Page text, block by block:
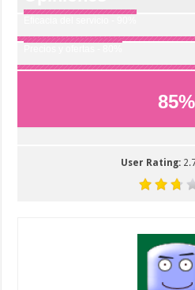
85%
User Rating: